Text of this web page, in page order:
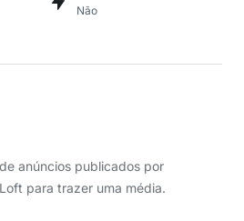
Não
anúncios publicados por
para trazer uma média.